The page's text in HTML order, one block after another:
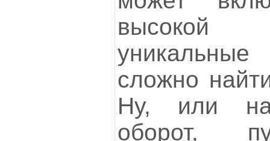
сложно
Ну, или
оборот,